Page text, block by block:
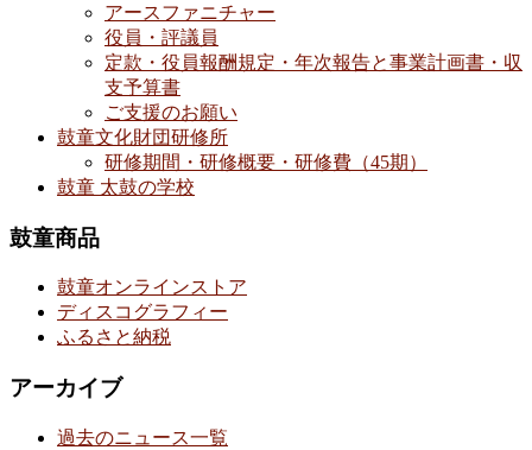
アースファニチャー
役員・評議員
定款・役員報酬規定・年次報告と事業計画書・収
支予算書
ご支援のお願い
鼓童文化財団研修所
研修期間・研修概要・研修費（45期）
鼓童 太鼓の学校
鼓童商品
鼓童オンラインストア
ディスコグラフィー
ふるさと納税
アーカイブ
過去のニュース一覧